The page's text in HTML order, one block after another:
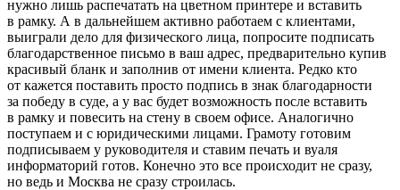
нужно лишь распечатать на цветном принтере и вставить
в рамку. А в дальнейшем активно работаем с клиентами,
выиграли дело для физического лица, попросите подписать
благодарственное письмо в ваш адрес, предварительно купив
красивый бланк и заполнив от имени клиента. Редко кто
от кажется поставить просто подпись в знак благодарности
за победу в суде, а у вас будет возможность после вставить
в рамку и повесить на стену в своем офисе. Аналогично
поступаем и с юридическими лицами. Грамоту готовим
подписываем у руководителя и ставим печать и вуаля
информаторий готов. Конечно это все происходит не сразу,
но ведь и Москва не сразу строилась.